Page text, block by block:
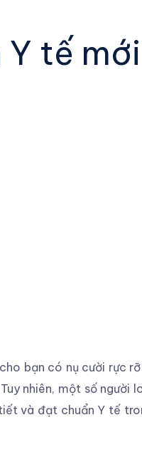
tế mới
bạn có nụ cười rực
nhiên, một số người
và đạt chuẩn Y tế